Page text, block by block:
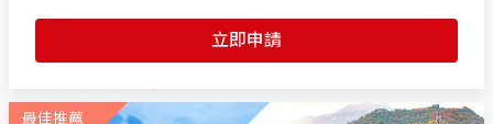
立即申請
最佳推薦